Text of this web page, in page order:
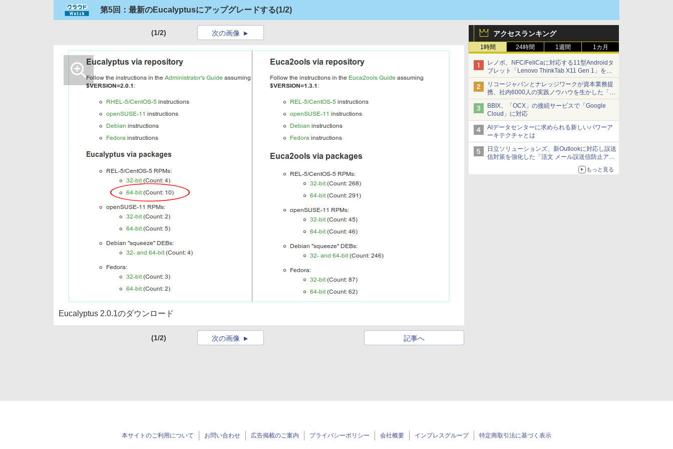
第5回：最新のEucalyptusにアップグレードする(1/2)
アクセスランキング
1時間 24時間 1週間 1カ月
レノボ、NFC/FeliCaに対応する11型Androidタ
ブレット「Lenovo ThinkTab X11 Gen 1」を発
売
リコージャパンとナレッジワークが資本業務提
携、社内6000人の実践ノウハウを生かした「AI
商談記録 for RICOH」を展開へ
BBIX、「OCX」の接続サービスで「Google
Cloud」に対応
AIデータセンターに求められる新しいパワーア
ーキテクチャとは
日立ソリューションズ、新Outlookに対応し誤送
信対策を強化した「活文 メール誤送信防止アド
もっと見る
(1/2) 次の画像
Eucalyptus 2.0.1のダウンロード
(1/2) 記事へ
次の画像
本サイトのご利用について お問い合わせ 広告掲載のご案内 プライバシーポリシー 会社概要 インプレスグループ 特定商取引法に基づく表示